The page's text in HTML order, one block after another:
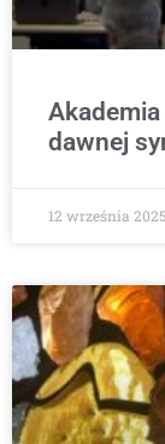
dawnej
12 września 2025